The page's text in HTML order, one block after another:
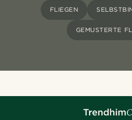
FLIEGEN
GEMUSTERTE